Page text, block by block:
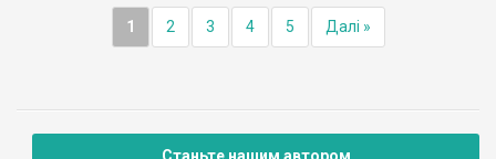
1 2 3 4 5 Далі »
Станьте нашим автором